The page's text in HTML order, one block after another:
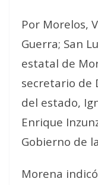
Por Morelos,
Guerra; San
estatal de
secretario de
del estado,
Enrique
Gobierno de
Morena